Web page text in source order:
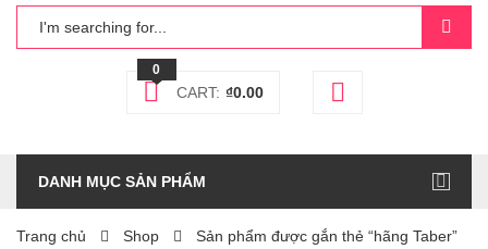
0
CART: ₫0.00
DANH MỤC SẢN PHẨM
Trang chủ Shop Sản phẩm được gắn thẻ “hãng Taber”